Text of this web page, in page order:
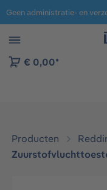
naar navigatie B2B-
€ 0,00*
Producten